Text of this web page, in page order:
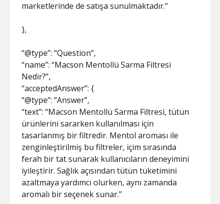
marketlerinde de satışa sunulmaktadır.”
},
“@type”: “Question”,
“name”: “Macson Mentollü Sarma Filtresi
Nedir?”,
“acceptedAnswer”: {
“@type”: “Answer”,
“text”: “Macson Mentollü Sarma Filtresi, tütün
ürünlerini sararken kullanılması için
tasarlanmış bir filtredir. Mentol aroması ile
zenginleştirilmiş bu filtreler, içim sırasında
ferah bir tat sunarak kullanıcıların deneyimini
iyileştirir. Sağlık açısından tütün tüketimini
azaltmaya yardımcı olurken, aynı zamanda
aromalı bir seçenek sunar.”